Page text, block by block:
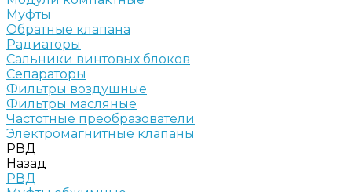
Муфты
Обратные клапана
Радиаторы
Сальники винтовых блоков
Сепараторы
Фильтры воздушные
Фильтры масляные
Частотные преобразователи
Электромагнитные клапаны
РВД
Назад
РВД